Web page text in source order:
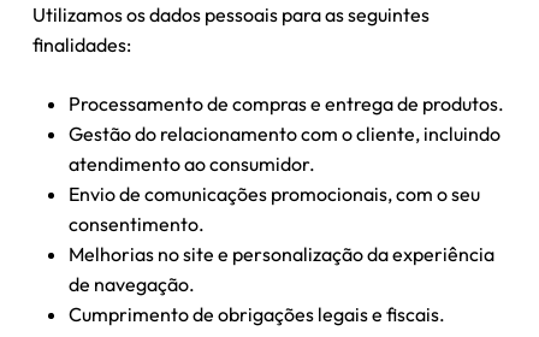
Utilizamos os dados pessoais para as seguintes
finalidades:
Processamento de compras e entrega de produtos.
Gestão do relacionamento com o cliente, incluindo
atendimento ao consumidor.
Envio de comunicações promocionais, com o seu
consentimento.
Melhorias no site e personalização da experiência
de navegação.
Cumprimento de obrigações legais e fiscais.